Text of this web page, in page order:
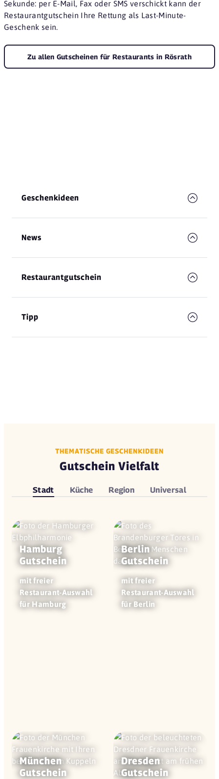
Sekunde: per E-Mail, Fax oder SMS verschickt kann der
Restaurantgutschein Ihre Rettung als Last-Minute-
Geschenk sein.
Zu allen Gutscheinen für Restaurants in Rösrath
Geschenkideen
News
Restaurantgutschein
Tipp
THEMATISCHE GESCHENKIDEEN
Gutschein Vielfalt
Stadt Küche Region Universal
Hamburg
Gutschein
mit freier
Restaurant-Auswahl
für Hamburg
Berlin
Gutschein
mit freier
Restaurant-Auswahl
für Berlin
München
Gutschein
Dresden
Gutschein